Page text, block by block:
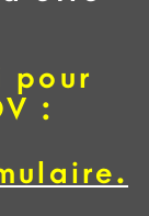
pour
: